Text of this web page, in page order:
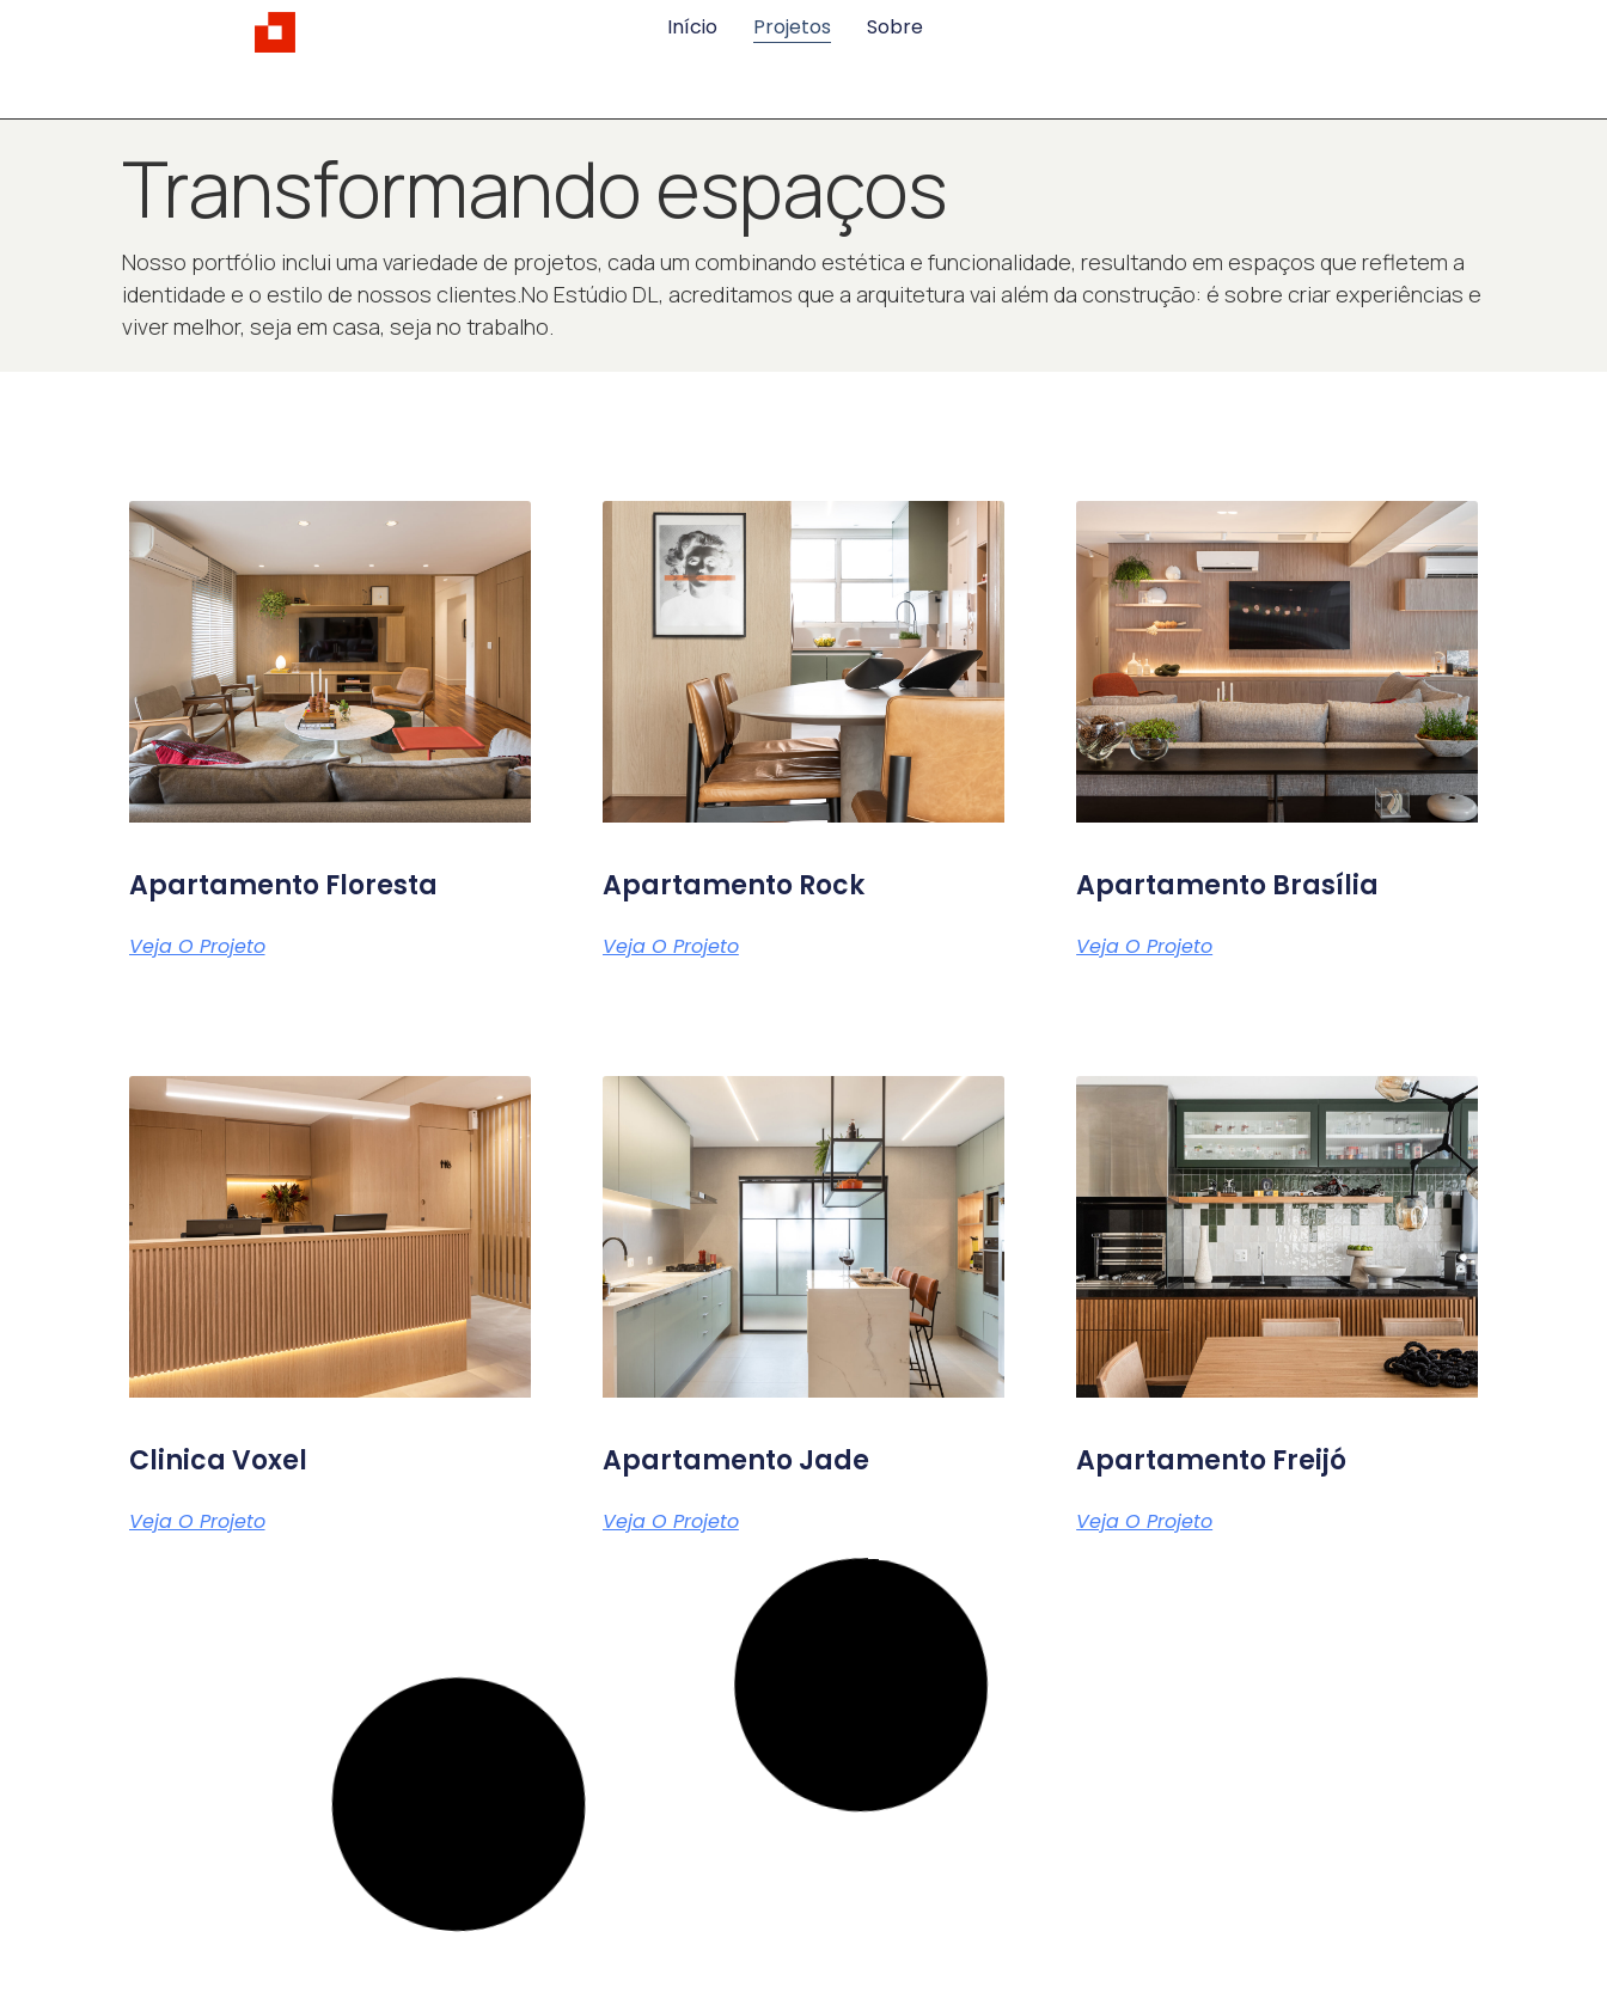
Início Projetos Sobre
Transformando espaços
Nosso portfólio inclui uma variedade de projetos, cada um combinando estética e funcionalidade, resultando em espaços que refletem a
identidade e o estilo de nossos clientes.No Estúdio DL, acreditamos que a arquitetura vai além da construção: é sobre criar experiências e
viver melhor, seja em casa, seja no trabalho.
Apartamento Floresta
Veja O Projeto
Apartamento Rock
Veja O Projeto
Apartamento Brasília
Veja O Projeto
Clinica Voxel
Veja O Projeto
Apartamento Jade
Veja O Projeto
Apartamento Freijó
Veja O Projeto